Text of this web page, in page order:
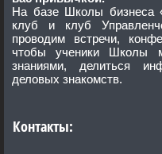
На базе Школы бизнеса
клуб и клуб Управленческой борьбы. Мы постоянно
проводим встречи, конференции и
чтобы ученики Школы
знаниями, делиться
деловых знакомств.
Контакты: